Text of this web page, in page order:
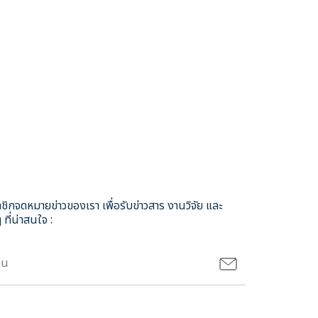
จดหมายข่าวของเรา เพื่อรับข่าวสาร งานวิจัย และ
น่าสนใจ :